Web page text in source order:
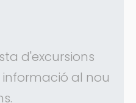
d'excursions
al nou